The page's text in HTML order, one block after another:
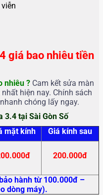
giá bao nhiêu tiền
nhiêu ? Cam kết sửa màn
hiện nay. Chính sách
chóng lấy ngay.
3.4 tại Sài Gòn Số
mặt kính
Giá kính sau
200.000đ
hành từ 100.000đ –
dòng máy).